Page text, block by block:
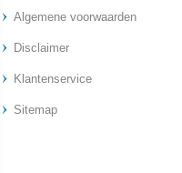
Algemene voorwaarden
Disclaimer
Klantenservice
Sitemap